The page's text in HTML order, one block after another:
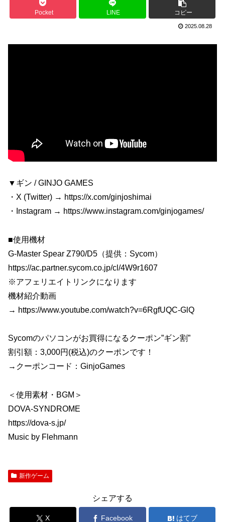
Pocket LINE コピー
2025.08.28
▼ギン / GINJO GAMES
・X (Twitter) → https://x.com/ginjoshimai
・Instagram → https://www.instagram.com/ginjogames/
■使用機材
G-Master Spear Z790/D5（提供：Sycom）
https://ac.partner.sycom.co.jp/cl/4W9r1607
※アフェリエイトリンクになります
機材紹介動画
→ https://www.youtube.com/watch?v=6RgfUQC-GlQ
Sycomのパソコンがお買得になるクーポン”ギン割”
割引額：3,000円(税込)のクーポンです！
→クーポンコード：GinjoGames
＜使用素材・BGM＞
DOVA-SYNDROME
https://dova-s.jp/
Music by Flehmann
新作ゲーム
シェアする
X Facebook はてブ